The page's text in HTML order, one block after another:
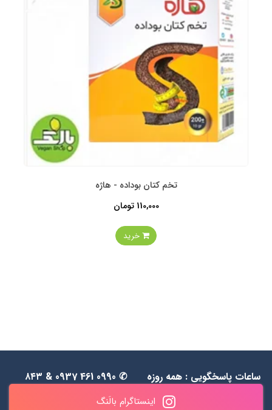
تخم کتان بوداده - هاژه
110,000 تومان
خرید
اینستاگرام بالَنگ
ساعات پاسخگویی : همه روزه
✆ 0990 461 0937 & ۸۴۳
۵۵ ۴۸ ۰۹۱۲